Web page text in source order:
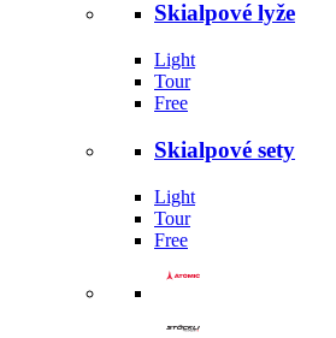
Skialpové lyže
Light
Tour
Free
Skialpové sety
Light
Tour
Free